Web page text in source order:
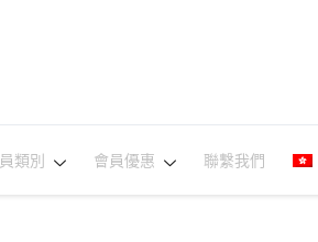
類別 會員優惠 聯繫我們